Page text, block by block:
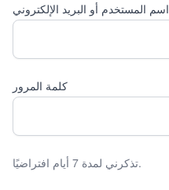
اسم المستخدم أو البريد الإلكتروني
كلمة المرور
تذكرني لمدة 7 أيام افتراضيًا.